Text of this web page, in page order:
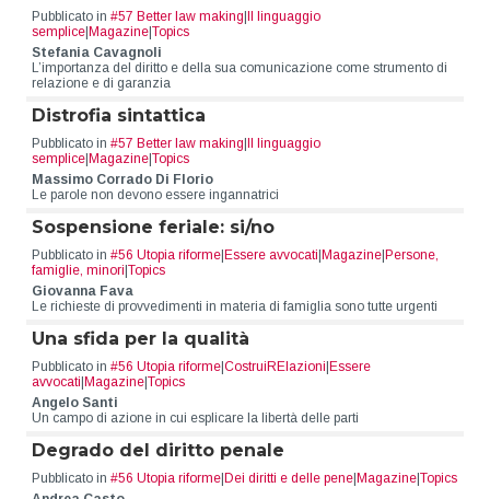
Pubblicato in #57 Better law making|Il linguaggio
semplice|Magazine|Topics
Stefania Cavagnoli
L’importanza del diritto e della sua comunicazione come strumento di
relazione e di garanzia
Distrofia sintattica
Pubblicato in #57 Better law making|Il linguaggio
semplice|Magazine|Topics
Massimo Corrado Di Florio
Le parole non devono essere ingannatrici
Sospensione feriale: si/no
Pubblicato in #56 Utopia riforme|Essere avvocati|Magazine|Persone,
famiglie, minori|Topics
Giovanna Fava
Le richieste di provvedimenti in materia di famiglia sono tutte urgenti
Una sfida per la qualità
Pubblicato in #56 Utopia riforme|CostruiRElazioni|Essere
avvocati|Magazine|Topics
Angelo Santi
Un campo di azione in cui esplicare la libertà delle parti
Degrado del diritto penale
Pubblicato in #56 Utopia riforme|Dei diritti e delle pene|Magazine|Topics